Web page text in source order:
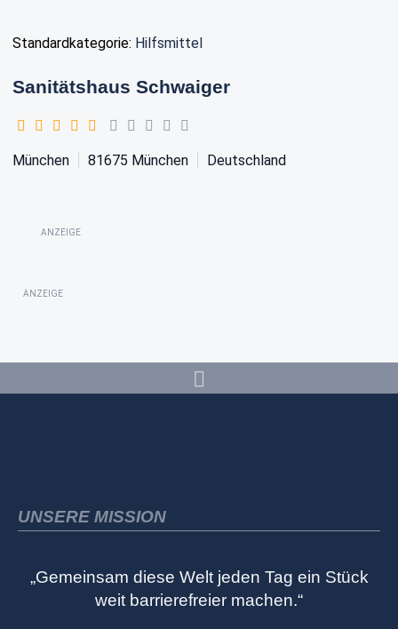
Standardkategorie: Hilfsmittel
Sanitätshaus Schwaiger
München 81675 München Deutschland
ANZEIGE
ANZEIGE
UNSERE MISSION
„Gemeinsam diese Welt jeden Tag ein Stück
weit barrierefreier machen.“